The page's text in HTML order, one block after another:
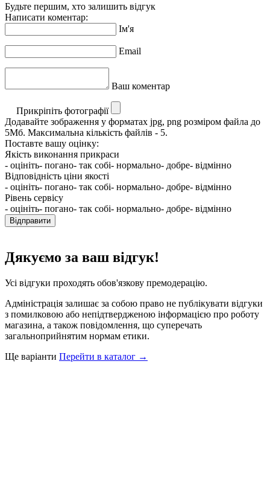
Будьте першим, хто залишить відгук
Написати коментар:
Ім'я
Email
Ваш коментар
Прикріпіть фотографії
Додавайте зображення у форматах jpg, png розміром файла до
5Мб. Максимальна кількість файлів - 5.
Поставте вашу оцінку:
Якість виконання прикраси
- оцініть- погано- так собі- нормально- добре- відмінно
Відповідність ціни якості
- оцініть- погано- так собі- нормально- добре- відмінно
Рівень сервісу
- оцініть- погано- так собі- нормально- добре- відмінно
Відправити
Дякуємо за ваш відгук!
Усі відгуки проходять обов'язкову премодерацію.
Адміністрація залишає за собою право не публікувати відгуки
з помилковою або непідтвердженою інформацією про роботу
магазина, а також повідомлення, що суперечать
загальноприйнятим нормам етики.
Ще варіанти Перейти в каталог →